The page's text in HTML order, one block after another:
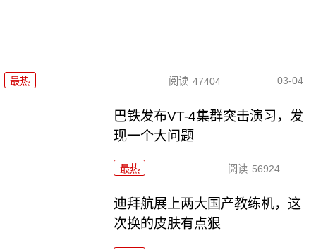
最热 阅读 47404 03-04
巴铁发布VT-4集群突击演习，发
现一个大问题
最热 阅读 56924
迪拜航展上两大国产教练机，这
次换的皮肤有点狠